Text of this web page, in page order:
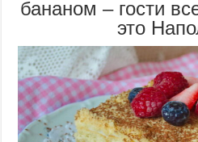
бананом – гости
это